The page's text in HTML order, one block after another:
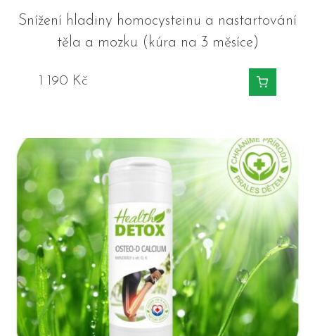
Snížení hladiny homocysteinu a nastartování
těla a mozku (kúra na 3 měsíce)
1 190 Kč